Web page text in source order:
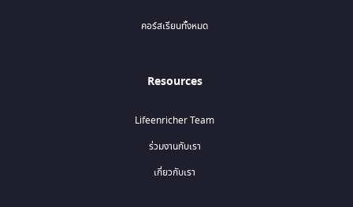
คอร์สเรียนทั้งหมด
Resources
Lifeenricher Team
ร่วมงานกับเรา
เกี่ยวกับเรา